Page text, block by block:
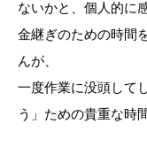
ないかと、個人的に
金継ぎのための時間
んが、
一度作業に没頭して
う」ための貴重な時